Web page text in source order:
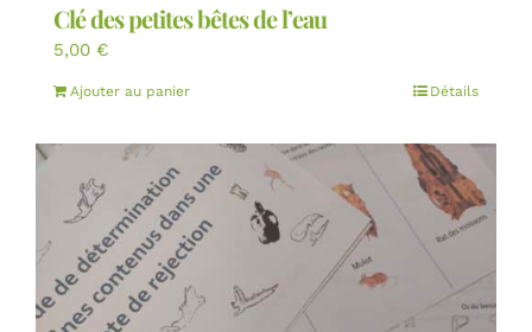
Clé des petites bêtes de l’eau
5,00 €
Ajouter au panier Détails